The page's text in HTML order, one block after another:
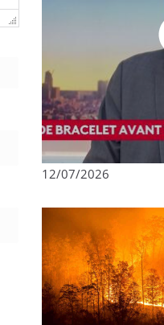
12/07/2026